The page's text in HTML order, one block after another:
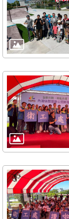
陳
情
系
統
雙
語
詞
彙
TAIPEI
PASS
北
通
政